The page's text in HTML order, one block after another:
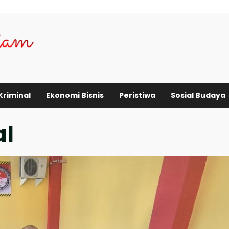
Ekonomi Bisnis Peristiwa Sosial Budaya